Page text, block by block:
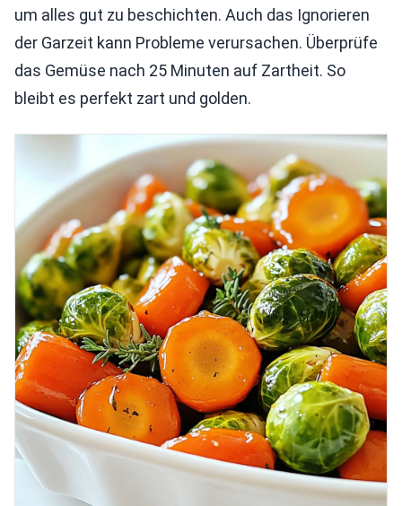
um alles gut zu beschichten. Auch das Ignorieren
der Garzeit kann Probleme verursachen. Überprüfe
das Gemüse nach 25 Minuten auf Zartheit. So
bleibt es perfekt zart und golden.